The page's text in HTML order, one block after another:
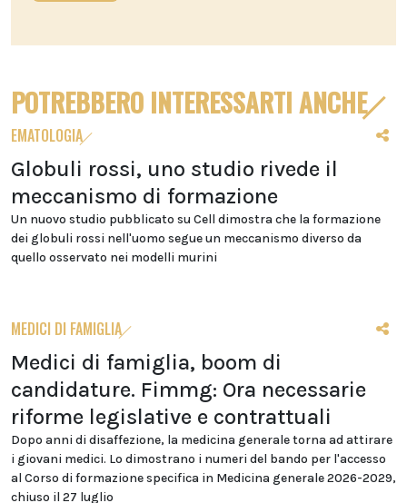
POTREBBERO INTERESSARTI ANCHE
EMATOLOGIA
Globuli rossi, uno studio rivede il
meccanismo di formazione
Un nuovo studio pubblicato su Cell dimostra che la formazione
dei globuli rossi nell'uomo segue un meccanismo diverso da
quello osservato nei modelli murini
MEDICI DI FAMIGLIA
Medici di famiglia, boom di
candidature. Fimmg: Ora necessarie
riforme legislative e contrattuali
Dopo anni di disaffezione, la medicina generale torna ad attirare
i giovani medici. Lo dimostrano i numeri del bando per l'accesso
al Corso di formazione specifica in Medicina generale 2026-2029,
chiuso il 27 luglio